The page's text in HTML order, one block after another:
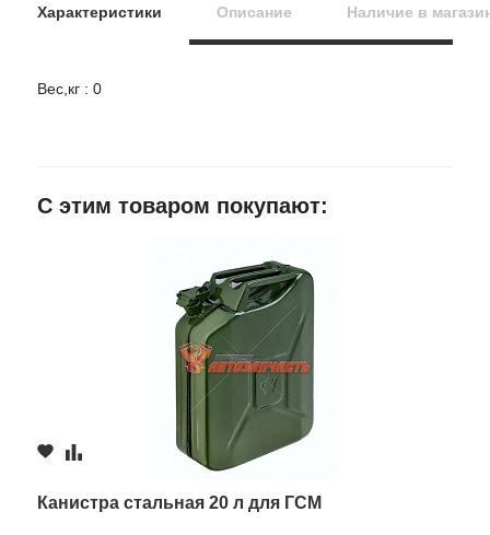
Характеристики Описание Наличие в
Вес,кг : 0
Оцените товар:
С этим товаром покупают:
Канистра стальная 20 л для ГСМ